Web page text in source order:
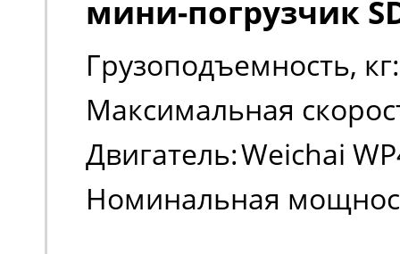
мини-погрузчик
Грузоподъемность, кг:
Максимальная
Двигатель:Weichai
Номинальная